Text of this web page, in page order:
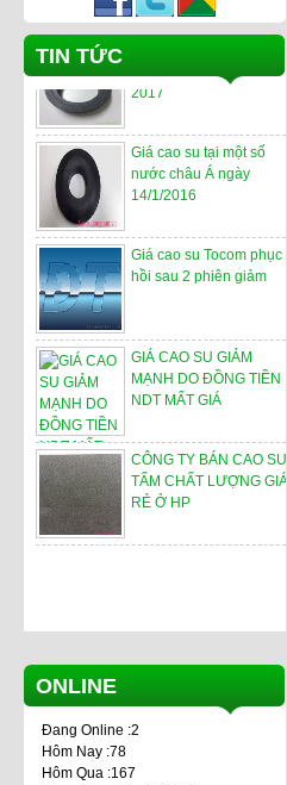
TIN TỨC
xấu đến giá cao su năm
2017
Giá cao su tại một số
nước châu Á ngày
14/1/2016
Giá cao su Tocom phục
hồi sau 2 phiên giảm
GIÁ CAO SU GIẢM
MẠNH DO ĐỒNG TIỀN
NDT MẤT GIÁ
CÔNG TY BÁN CAO SU
TẤM CHẤT LƯỢNG GIÁ
RẺ Ở HP
ONLINE
Đang Online :2
Hôm Nay :78
Hôm Qua :167